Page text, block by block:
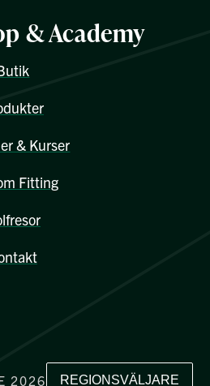
& Academy
& Kurser
Fitting
2026 REGIONSVÄLJARE